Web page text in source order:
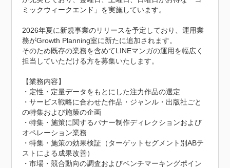
ミックウィークエンド」を実施しています。
2026年夏に新規事業のリリースを予定しており、運用業
務がGrowth Planning室に新たに追加されます。
そのため既存の業務を含めてLINEマンガの運用を幅広く
担当していただける方を募集いたします。
【業務内容】
・定性・定量データをもとにした注力作品の選定
・サービス戦略に合わせた作品・ジャンル・出版社ごと
の特集および施策の企画
・特集・施策に関するバナー制作ディレクションおよび
オペレーション業務
・特集・施策の効果検証（ターゲットセグメント別ABテ
ストによる成果改善）
・市場・競合動向の調査およびベンチマーキングポイン